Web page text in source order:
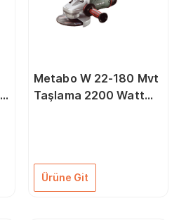
Metabo W 22-180 Mvt
Taşlama 2200 Watt
Ürüne Git